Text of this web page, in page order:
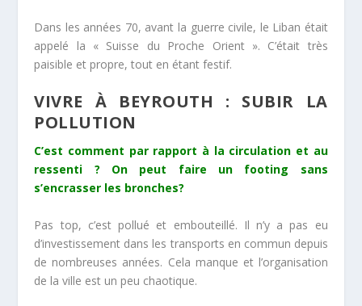
Dans les années 70, avant la guerre civile, le Liban était
appelé la « Suisse du Proche Orient ». C’était très
paisible et propre, tout en étant festif.
VIVRE À BEYROUTH : SUBIR LA
POLLUTION
C’est comment par rapport à la circulation et au
ressenti ? On peut faire un footing sans
s’encrasser les bronches?
Pas top, c’est pollué et embouteillé. Il n’y a pas eu
d’investissement dans les transports en commun depuis
de nombreuses années. Cela manque et l’organisation
de la ville est un peu chaotique.